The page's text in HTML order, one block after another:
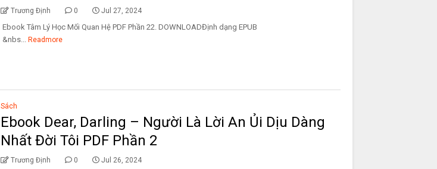
Trương Định 0 Jul 27, 2024
Ebook Tâm Lý Học Mối Quan Hệ PDF Phần 22. DOWNLOADĐịnh dạng EPUB
&nbs... Readmore
Sách
Ebook Dear, Darling – Người Là Lời An Ủi Dịu Dàng
Nhất Đời Tôi PDF Phần 2
Trương Định 0 Jul 26, 2024